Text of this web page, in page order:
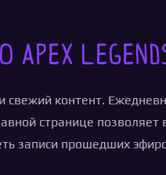
Apex
свежий контент.
странице
записи прошедших